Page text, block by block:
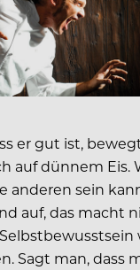
er gut ist,
auf dünnem Eis.
anderen sein
auf, das macht
Sagt man, dass